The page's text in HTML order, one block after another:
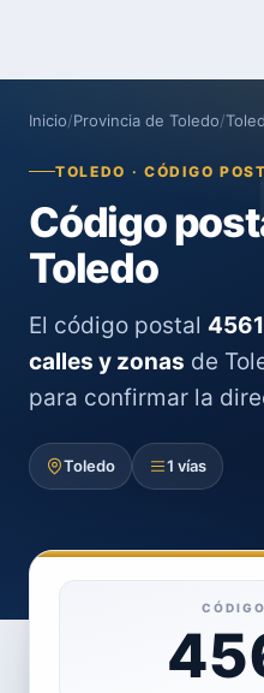
Inicio/Provincia de Toledo/
TOLEDO · CÓDIGO
Código
Toledo
El código postal
calles y zonas de
para confirmar la
Toledo 1 vías